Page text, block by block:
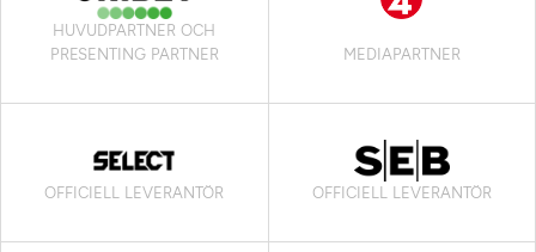
HUVUDPARTNER OCH
PRESENTING PARTNER
MEDIAPARTNER
OFFICIELL LEVERANTÖR OFFICIELL LEVERANTÖR